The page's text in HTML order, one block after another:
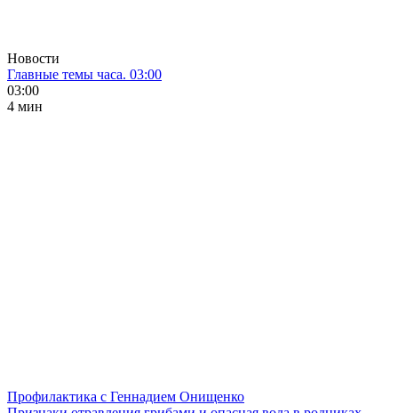
Новости
Главные темы часа. 03:00
03:00
4 мин
Профилактика с Геннадием Онищенко